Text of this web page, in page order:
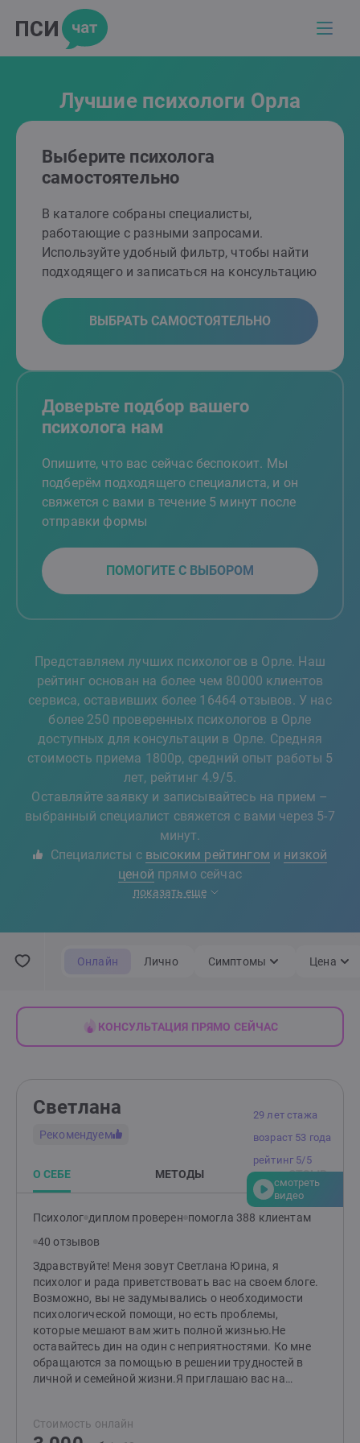
Лучшие психологи Орла
Выберите психолога
самостоятельно
В каталоге собраны специалисты,
работающие с разными запросами.
Используйте удобный фильтр, чтобы найти
подходящего и записаться на консультацию
ВЫБРАТЬ САМОСТОЯТЕЛЬНО
Доверьте подбор вашего
психолога нам
Опишите, что вас сейчас беспокоит. Мы
подберём подходящего специалиста, и он
свяжется с вами в течение 5 минут после
отправки формы
ПОМОГИТЕ С ВЫБОРОМ
Представляем лучших психологов в Орле. Наш
рейтинг основан на более чем 80000 клиентов
сервиса, оставивших более 16464 отзывов. У нас
более 250 проверенных психологов в Орле
доступных для консультации в Орле. Средняя
стоимость приема 1800р, средний опыт работы 5
лет, рейтинг 4.9/5.
Оставляйте заявку и записывайтесь на прием –
выбранный специалист свяжется с вами через 5-7
минут.
Специалисты с высоким рейтингом и низкой
ценой прямо сейчас
показать еще
Онлайн Лично Симптомы Цена
КОНСУЛЬТАЦИЯ ПРЯМО СЕЙЧАС
29 лет стажа
возраст 53 года
рейтинг 5/5
смотреть
видео
Светлана
Рекомендуем
О СЕБЕ МЕТОДЫ ОТЗЫВ
Психолог диплом проверен помогла 388 клиентам
40 отзывов
Здравствуйте! Меня зовут Светлана Юрина, я
психолог и рада приветствовать вас на своем блоге.
Возможно, вы не задумывались о необходимости
психологической помощи, но есть проблемы,
которые мешают вам жить полной жизнью.Не
оставайтесь дин на один с неприятностями. Ко мне
обращаются за помощью в решении трудностей в
личной и семейной жизни.Я приглашаю вас на
обрести уверенность и пережить кризис. Я знаю, что
Стоимость онлайн